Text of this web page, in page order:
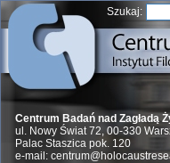
Szukaj:
Centrum Badań nad Zagładą
ul. Nowy Świat 72, 00-330
Palac Staszica pok. 120
e-mail: